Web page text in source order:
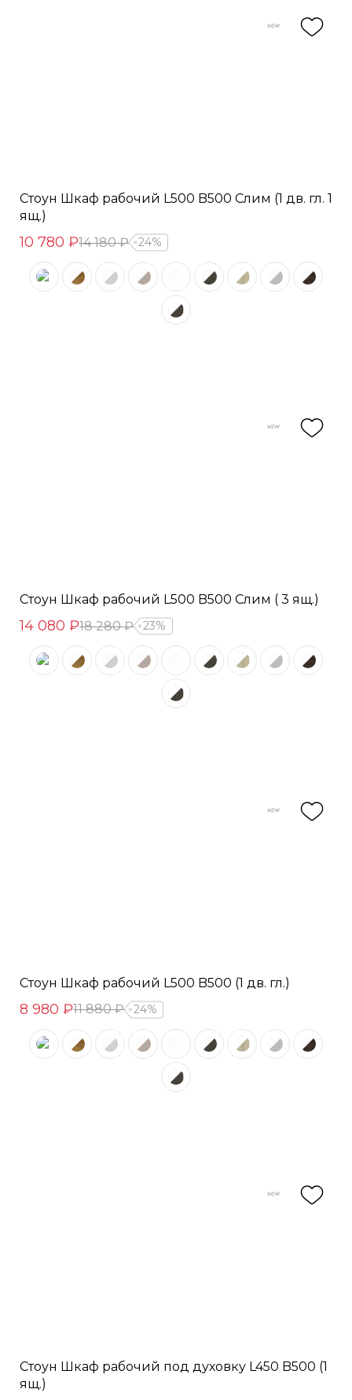
Стоун Шкаф рабочий L500 B500 Слим (1 дв. гл. 1
ящ.)
10 780 ₽14 180 ₽ 24%
Стоун Шкаф рабочий L500 B500 Слим ( 3 ящ.)
14 080 ₽18 280 ₽ 23%
Стоун Шкаф рабочий L500 B500 (1 дв. гл.)
8 980 ₽11 880 ₽ 24%
Стоун Шкаф рабочий под духовку L450 B500 (1
ящ.)